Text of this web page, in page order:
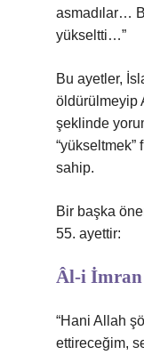
asmadılar…
yükseltti…”
Bu ayetler,
öldürülmeyip
şeklinde
sahip.
Bir başka
55. ayettir:
Âl-i İmran
“Hani Allah
ettireceğim,